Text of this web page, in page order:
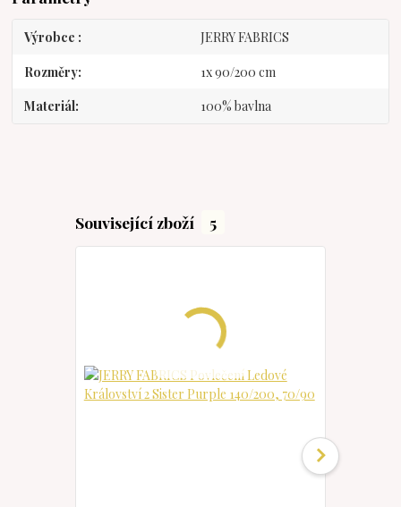
Výrobce JERRY FABRICS
Rozměry 1x 90/200 cm
Materiál 100% bavlna
Související zboží 5